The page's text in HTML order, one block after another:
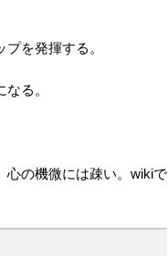
を発揮する。
る。
心の機微には疎い。wikiで